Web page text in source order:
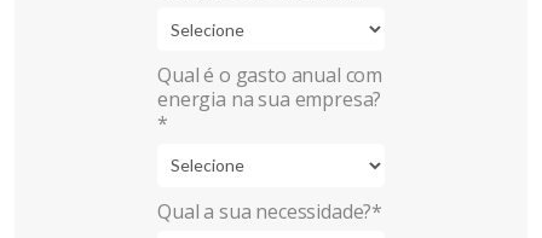
Qual é o gasto anual com
energia na sua empresa?
*
Qual a sua necessidade?*